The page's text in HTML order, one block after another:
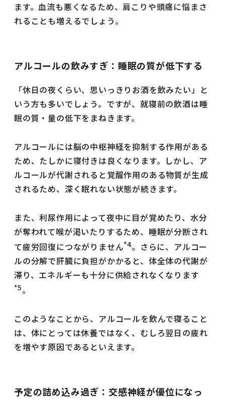
ます。血流も悪くなるため、肩こりや頭痛に悩まさ
れることも増えるでしょう。
アルコールの飲みすぎ：睡眠の質が低下する
「休日の夜くらい、思いっきりお酒を飲みたい」と
いう方も多いでしょう。ですが、就寝前の飲酒は睡
眠の質・量の低下をまねきます。
アルコールには脳の中枢神経を抑制する作用がある
ため、たしかに寝付きは良くなります。しかし、ア
ルコールが代謝されると覚醒作用のある物質が生成
されるため、深く眠れない状態が続きます。
また、利尿作用によって夜中に目が覚めたり、水分
が奪われて喉が渇いたりするため、睡眠が分断され
て疲労回復につながりません*4。さらに、アルコー
ルの分解で肝臓に負担がかかると、体全体の代謝が
滞り、エネルギーも十分に供給されなくなります
*5。
このようなことから、アルコールを飲んで寝ること
は、体にとっては休養ではなく、むしろ翌日の疲れ
を増やす原因であるといえます。
予定の詰め込み過ぎ：交感神経が優位になっ